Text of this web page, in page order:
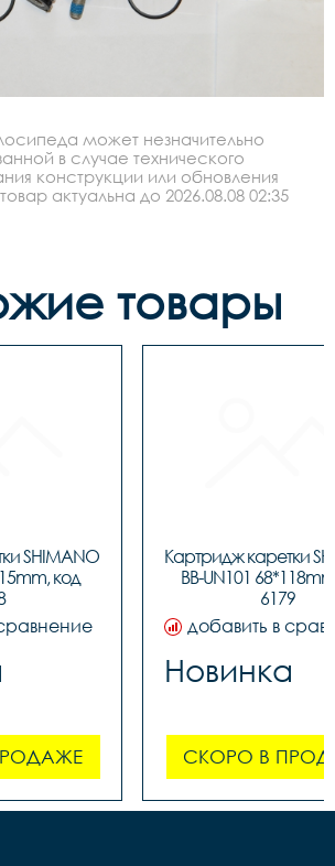
может незначительно
в случае технического
конструкции или обновления
актуальна до 2026.08.08 02:35
товары
SHIMANO
код
Картридж каретки
BB-UN101
6179
добавить в
Новинка
СКОРО В